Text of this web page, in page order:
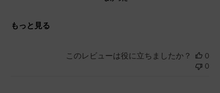
もっと見る
このレビューは役に立ちましたか？
0
0